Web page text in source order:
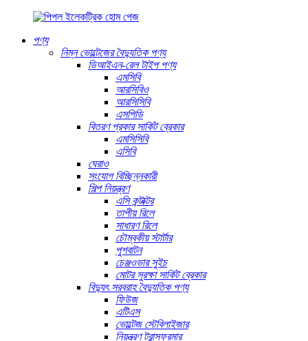
পণ্য
নিম্ন ভোল্টেজের বৈদ্যুতিক পণ্য
ডিআইএন-রেল টাইপ পণ্য
এমসিবি
আরসিবিও
আরসিসিবি
এসপিডি
বিতরণ প্রকার সার্কিট ব্রেকার
এমসিসিবি
এসিবি
ঘেরাও
সংযোগ বিচ্ছিন্নকারী
শিল্প নিয়ন্ত্রণ
এসি কন্টাক্টর
তাপীয় রিলে
সাধারণ রিলে
চৌম্বকীয় স্টার্টার
পুশবাটন
চেঞ্জওভার সুইচ
মোটর সুরক্ষা সার্কিট ব্রেকার
বিদ্যুৎ সরবরাহ বৈদ্যুতিক পণ্য
ফিউজ
এটিএস
ভোল্টেজ স্টেবিলাইজার
নিয়ন্ত্রণ ট্রান্সফরমার